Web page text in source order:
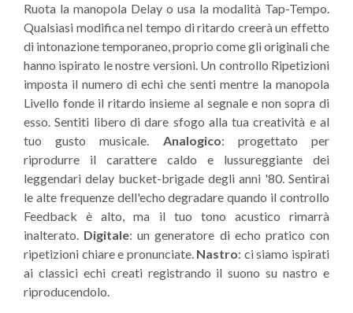
Ruota la manopola Delay o usa la modalità Tap-Tempo.
Qualsiasi modifica nel tempo di ritardo creerà un effetto
di intonazione temporaneo, proprio come gli originali che
hanno ispirato le nostre versioni. Un controllo Ripetizioni
imposta il numero di echi che senti mentre la manopola
Livello fonde il ritardo insieme al segnale e non sopra di
esso. Sentiti libero di dare sfogo alla tua creatività e al
tuo gusto musicale. Analogico: progettato per
riprodurre il carattere caldo e lussureggiante dei
leggendari delay bucket-brigade degli anni '80. Sentirai
le alte frequenze dell'echo degradare quando il controllo
Feedback è alto, ma il tuo tono acustico rimarrà
inalterato. Digitale: un generatore di echo pratico con
ripetizioni chiare e pronunciate. Nastro: ci siamo ispirati
ai classici echi creati registrando il suono su nastro e
riproducendolo.